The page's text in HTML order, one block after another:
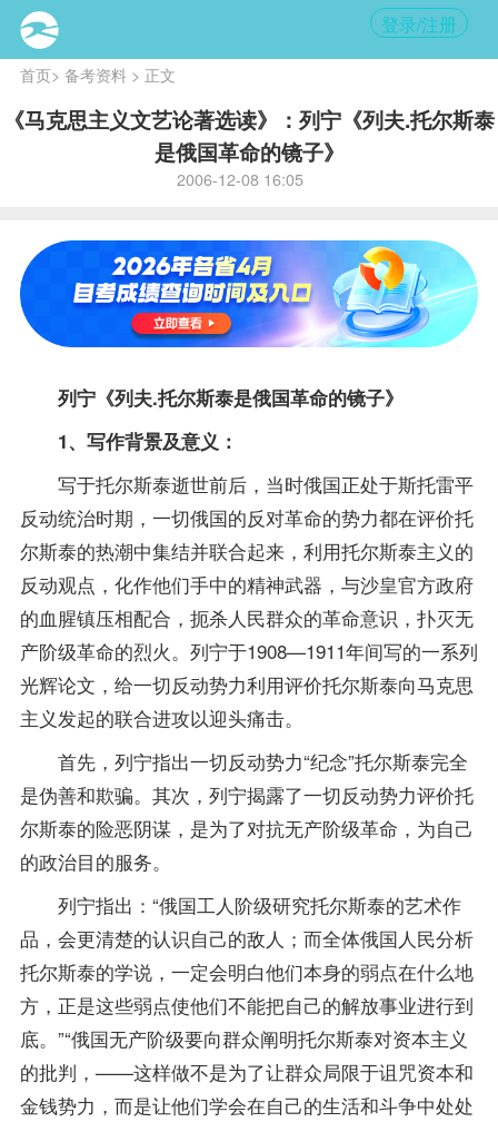
登录/注册
首页> 备考资料> 正文
《马克思主义文艺论著选读》：列宁《列夫.托尔斯泰
是俄国革命的镜子》
2006-12-08 16:05
列宁《列夫.托尔斯泰是俄国革命的镜子》
1、写作背景及意义：
写于托尔斯泰逝世前后，当时俄国正处于斯托雷平
反动统治时期，一切俄国的反对革命的势力都在评价托
尔斯泰的热潮中集结并联合起来，利用托尔斯泰主义的
反动观点，化作他们手中的精神武器，与沙皇官方政府
的血腥镇压相配合，扼杀人民群众的革命意识，扑灭无
产阶级革命的烈火。列宁于1908—1911年间写的一系列
光辉论文，给一切反动势力利用评价托尔斯泰向马克思
主义发起的联合进攻以迎头痛击。
首先，列宁指出一切反动势力“纪念”托尔斯泰完全
是伪善和欺骗。其次，列宁揭露了一切反动势力评价托
尔斯泰的险恶阴谋，是为了对抗无产阶级革命，为自己
的政治目的服务。
列宁指出：“俄国工人阶级研究托尔斯泰的艺术作
品，会更清楚的认识自己的敌人；而全体俄国人民分析
托尔斯泰的学说，一定会明白他们本身的弱点在什么地
方，正是这些弱点使他们不能把自己的解放事业进行到
底。”“俄国无产阶级要向群众阐明托尔斯泰对资本主义
的批判，——这样做不是为了让群众局限于诅咒资本和
金钱势力，而是让他们学会在自己的生活和斗争中处处